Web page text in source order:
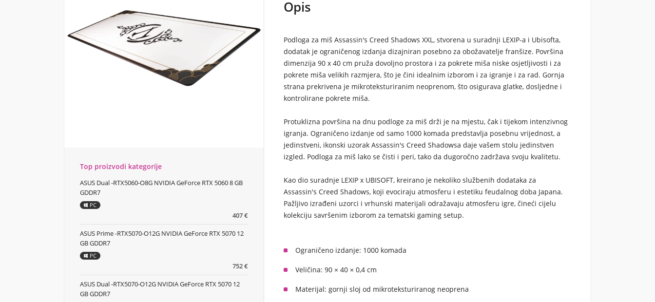
Opis
Podloga za miš Assassin's Creed Shadows XXL, stvorena u suradnji LEXIP-a i Ubisofta,
dodatak je ograničenog izdanja dizajniran posebno za obožavatelje franšize. Površina
dimenzija 90 x 40 cm pruža dovoljno prostora i za pokrete miša niske osjetljivosti i za
pokrete miša velikih razmjera, što je čini idealnim izborom i za igranje i za rad. Gornja
strana prekrivena je mikroteksturiranim neoprenom, što osigurava glatke, dosljedne i
kontrolirane pokrete miša.
Protuklizna površina na dnu podloge za miš drži je na mjestu, čak i tijekom intenzivnog
igranja. Ograničeno izdanje od samo 1000 komada predstavlja posebnu vrijednost, a
jedinstveni, ikonski uzorak Assassin's Creed Shadowsa daje vašem stolu jedinstven
izgled. Podloga za miš lako se čisti i peri, tako da dugoročno zadržava svoju kvalitetu.
Kao dio suradnje LEXIP x UBISOFT, kreirano je nekoliko službenih dodataka za
Assassin's Creed Shadows, koji evociraju atmosferu i estetiku feudalnog doba Japana.
Pažljivo izrađeni uzorci i vrhunski materijali odražavaju atmosferu igre, čineći cijelu
kolekciju savršenim izborom za tematski gaming setup.
Ograničeno izdanje: 1000 komada
Veličina: 90 × 40 × 0,4 cm
Materijal: gornji sloj od mikroteksturiranog neoprena
Top proizvodi kategorije
407 €
ASUS Dual -RTX5060-O8G NVIDIA GeForce RTX 5060 8 GB
GDDR7
PC
752 €
ASUS Prime -RTX5070-O12G NVIDIA GeForce RTX 5070 12
GB GDDR7
PC
ASUS Dual -RTX5070-O12G NVIDIA GeForce RTX 5070 12
GB GDDR7